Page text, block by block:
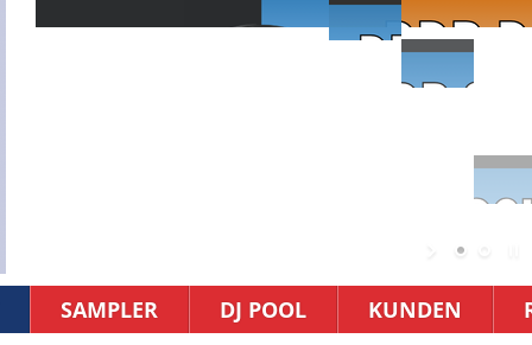
SAMPLER DJ POOL KUNDEN